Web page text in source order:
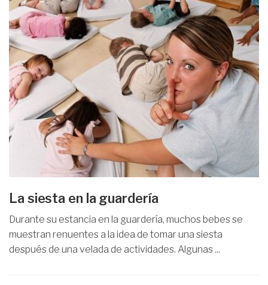
La siesta en la guardería
Durante su estancia en la guardería, muchos bebes se
muestran renuentes a la idea de tomar una siesta
después de una velada de actividades. Algunas ...